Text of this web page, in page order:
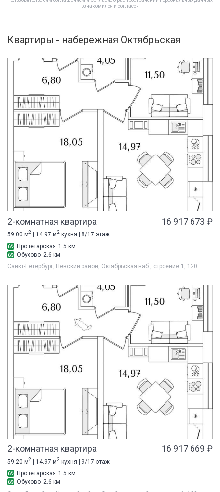
ознакомился и согласен
Квартиры - набережная Октябрьская
2-комнатная квартира 16 917 673 ₽
59.00 м2 | 14.97 м2 кухня | 8/17 этаж
Пролетарская 1.5 км
Обухово 2.6 км
Санкт-Петербург, Невский район, Октябрьская наб., строение 1, 120
2-комнатная квартира 16 917 669 ₽
59.20 м2 | 14.97 м2 кухня | 9/17 этаж
Пролетарская 1.5 км
Обухово 2.6 км